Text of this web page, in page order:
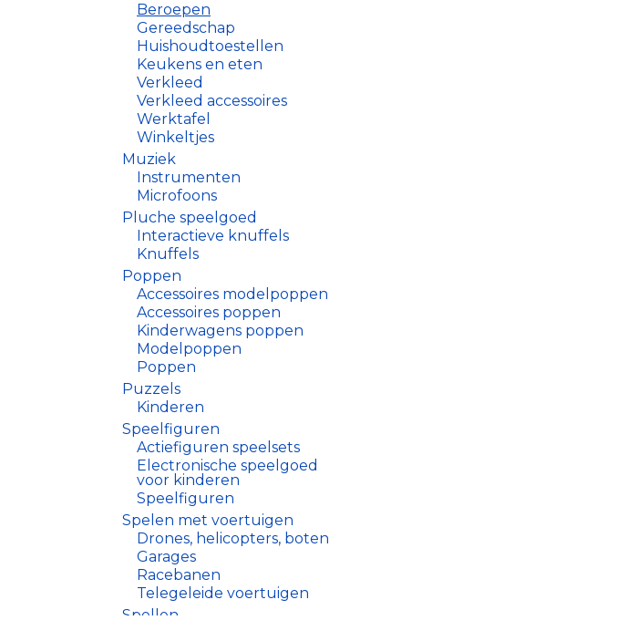
Beroepen
Gereedschap
Huishoudtoestellen
Keukens en eten
Verkleed
Verkleed accessoires
Werktafel
Winkeltjes
Muziek
Instrumenten
Microfoons
Pluche speelgoed
Interactieve knuffels
Knuffels
Poppen
Accessoires modelpoppen
Accessoires poppen
Kinderwagens poppen
Modelpoppen
Poppen
Puzzels
Kinderen
Speelfiguren
Actiefiguren speelsets
Electronische speelgoed
voor kinderen
Speelfiguren
Spelen met voertuigen
Drones, helicopters, boten
Garages
Racebanen
Telegeleide voertuigen
Spellen